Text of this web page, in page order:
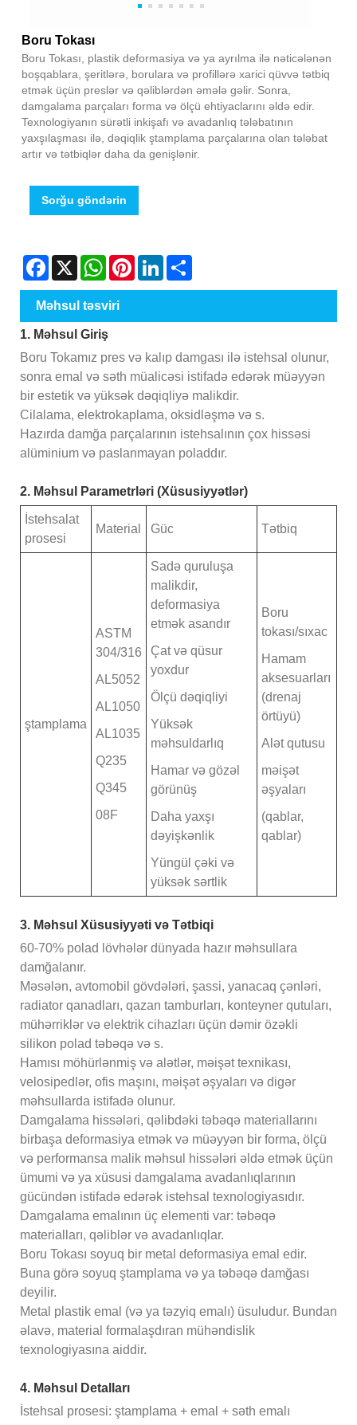
Boru Tokası
Boru Tokası, plastik deformasiya və ya ayrılma ilə nəticələnən
boşqablara, şeritlərə, borulara və profillərə xarici qüvvə tətbiq
etmək üçün preslər və qəliblərdən əmələ gəlir. Sonra,
damgalama parçaları forma və ölçü ehtiyaclarını əldə edir.
Texnologiyanın sürətli inkişafı və avadanlıq tələbatının
yaxşılaşması ilə, dəqiqlik ştamplama parçalarına olan tələbat
artır və tətbiqlər daha da genişlənir.
Sorğu göndərin
Facebook
X WhatsAppPinterestLinkedIn
Məhsul təsviri
1. Məhsul Giriş
Boru Tokamız pres və kalıp damgası ilə istehsal olunur,
sonra emal və səth müalicəsi istifadə edərək müəyyən
bir estetik və yüksək dəqiqliyə malikdir.
Cilalama, elektrokaplama, oksidləşmə və s.
Hazırda damğa parçalarının istehsalının çox hissəsi
alüminium və paslanmayan poladdır.
2. Məhsul Parametrləri (Xüsusiyyətlər)
İstehsalat
prosesi
Material Güc Tətbiq
ştamplama
ASTM
304/316
AL5052
AL1050
AL1035
Q235
Q345
08F
Sadə quruluşa
malikdir,
deformasiya
etmək asandır
Çat və qüsur
yoxdur
Ölçü dəqiqliyi
Yüksək
məhsuldarlıq
Hamar və gözəl
görünüş
Daha yaxşı
dəyişkənlik
Yüngül çəki və
yüksək sərtlik
Boru
tokası/sıxac
Hamam
aksesuarları
(drenaj
örtüyü)
Alət qutusu
məişət
əşyaları
(qablar,
qablar)
3. Məhsul Xüsusiyyəti və Tətbiqi
60-70% polad lövhələr dünyada hazır məhsullara
damğalanır.
Məsələn, avtomobil gövdələri, şassi, yanacaq çənləri,
radiator qanadları, qazan tamburları, konteyner qutuları,
mühərriklər və elektrik cihazları üçün dəmir özəkli
silikon polad təbəqə və s.
Hamısı möhürlənmiş və alətlər, məişət texnikası,
velosipedlər, ofis maşını, məişət əşyaları və digər
məhsullarda istifadə olunur.
Damgalama hissələri, qəlibdəki təbəqə materiallarını
birbaşa deformasiya etmək və müəyyən bir forma, ölçü
və performansa malik məhsul hissələri əldə etmək üçün
ümumi və ya xüsusi damgalama avadanlıqlarının
gücündən istifadə edərək istehsal texnologiyasıdır.
Damgalama emalının üç elementi var: təbəqə
materialları, qəliblər və avadanlıqlar.
Boru Tokası soyuq bir metal deformasiya emal edir.
Buna görə soyuq ştamplama və ya təbəqə damğası
deyilir.
Metal plastik emal (və ya təzyiq emalı) üsuludur. Bundan
əlavə, material formalaşdıran mühəndislik
texnologiyasına aiddir.
4. Məhsul Detalları
İstehsal prosesi: ştamplama + emal + səth emalı